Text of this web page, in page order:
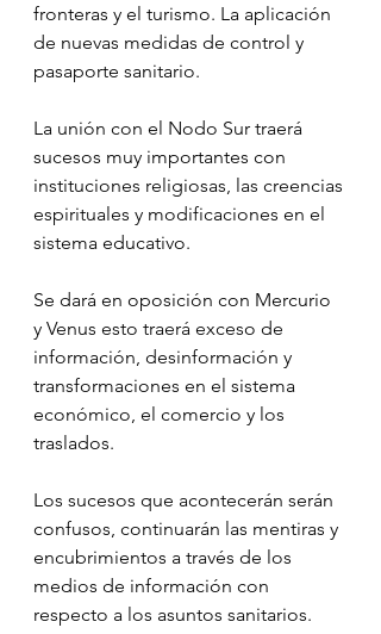
fronteras y el turismo. La aplicación
de nuevas medidas de control y
pasaporte sanitario.
La unión con el Nodo Sur traerá
sucesos muy importantes con
instituciones religiosas, las creencias
espirituales y modificaciones en el
sistema educativo.
Se dará en oposición con Mercurio
y Venus esto traerá exceso de
información, desinformación y
transformaciones en el sistema
económico, el comercio y los
traslados.
Los sucesos que acontecerán serán
confusos, continuarán las mentiras y
encubrimientos a través de los
medios de información con
respecto a los asuntos sanitarios.